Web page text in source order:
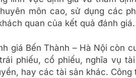
môn cao, sử dụng các
quan của kết quả đánh giá.
giá Bến Thành – Hà Nội còn
phiếu, cổ phiếu, nghĩa vụ
hay các tài sản khác.